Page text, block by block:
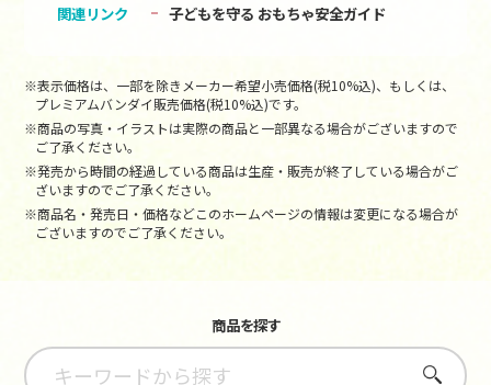
関連リンク
子どもを守る おもちゃ安全ガイド
※表示価格は、一部を除きメーカー希望小売価格(税10%込)、もしくは、
プレミアムバンダイ販売価格(税10%込)です。
※商品の写真・イラストは実際の商品と一部異なる場合がございますので
ご了承ください。
※発売から時間の経過している商品は生産・販売が終了している場合がご
ざいますのでご了承ください。
※商品名・発売日・価格などこのホームページの情報は変更になる場合が
ございますのでご了承ください。
商品を探す
さがす